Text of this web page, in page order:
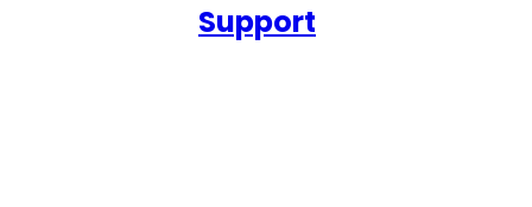
Support